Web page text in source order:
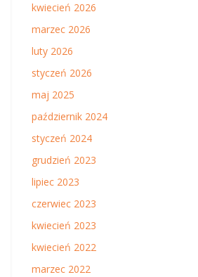
kwiecień 2026
marzec 2026
luty 2026
styczeń 2026
maj 2025
październik 2024
styczeń 2024
grudzień 2023
lipiec 2023
czerwiec 2023
kwiecień 2023
kwiecień 2022
marzec 2022